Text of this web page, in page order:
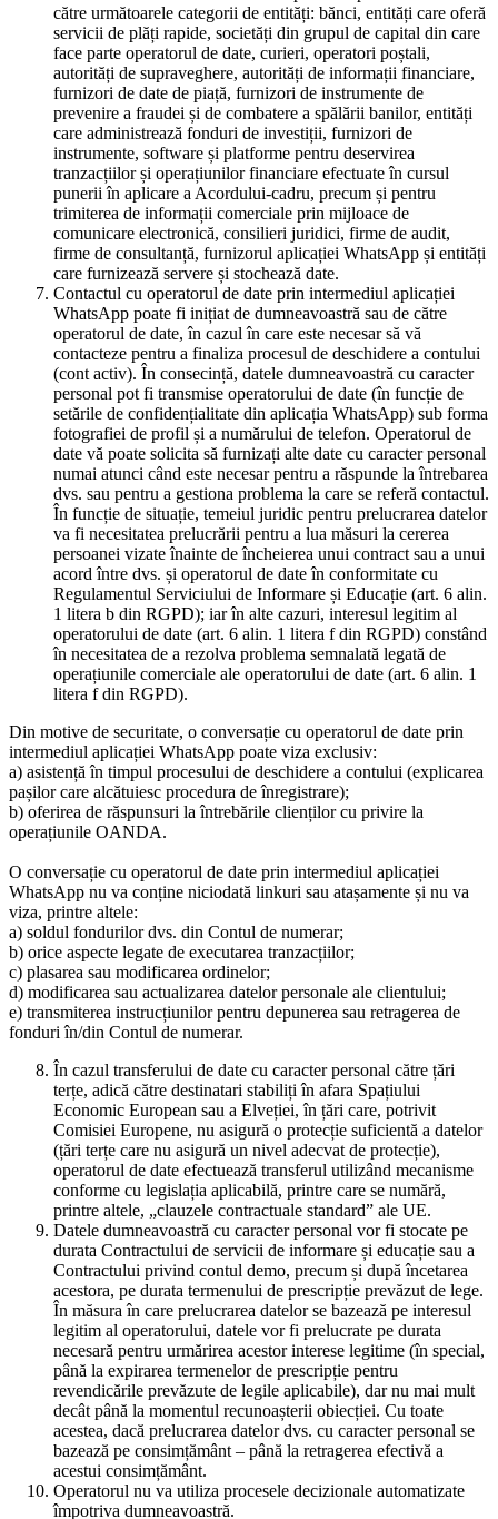
către următoarele categorii de entități: bănci, entități care oferă
servicii de plăți rapide, societăți din grupul de capital din care
face parte operatorul de date, curieri, operatori poștali,
autorități de supraveghere, autorități de informații financiare,
furnizori de date de piață, furnizori de instrumente de
prevenire a fraudei și de combatere a spălării banilor, entități
care administrează fonduri de investiții, furnizori de
instrumente, software și platforme pentru deservirea
tranzacțiilor și operațiunilor financiare efectuate în cursul
punerii în aplicare a Acordului-cadru, precum și pentru
trimiterea de informații comerciale prin mijloace de
comunicare electronică, consilieri juridici, firme de audit,
firme de consultanță, furnizorul aplicației WhatsApp și entități
care furnizează servere și stochează date.
Contactul cu operatorul de date prin intermediul aplicației
WhatsApp poate fi inițiat de dumneavoastră sau de către
operatorul de date, în cazul în care este necesar să vă
contacteze pentru a finaliza procesul de deschidere a contului
(cont activ). În consecință, datele dumneavoastră cu caracter
personal pot fi transmise operatorului de date (în funcție de
setările de confidențialitate din aplicația WhatsApp) sub forma
fotografiei de profil și a numărului de telefon. Operatorul de
date vă poate solicita să furnizați alte date cu caracter personal
numai atunci când este necesar pentru a răspunde la întrebarea
dvs. sau pentru a gestiona problema la care se referă contactul.
În funcție de situație, temeiul juridic pentru prelucrarea datelor
va fi necesitatea prelucrării pentru a lua măsuri la cererea
persoanei vizate înainte de încheierea unui contract sau a unui
acord între dvs. și operatorul de date în conformitate cu
Regulamentul Serviciului de Informare și Educație (art. 6 alin.
1 litera b din RGPD); iar în alte cazuri, interesul legitim al
operatorului de date (art. 6 alin. 1 litera f din RGPD) constând
în necesitatea de a rezolva problema semnalată legată de
operațiunile comerciale ale operatorului de date (art. 6 alin. 1
litera f din RGPD).
Din motive de securitate, o conversație cu operatorul de date prin
intermediul aplicației WhatsApp poate viza exclusiv:
a) asistență în timpul procesului de deschidere a contului (explicarea
pașilor care alcătuiesc procedura de înregistrare);
b) oferirea de răspunsuri la întrebările clienților cu privire la
operațiunile OANDA.
O conversație cu operatorul de date prin intermediul aplicației
WhatsApp nu va conține niciodată linkuri sau atașamente și nu va
viza, printre altele:
a) soldul fondurilor dvs. din Contul de numerar;
b) orice aspecte legate de executarea tranzacțiilor;
c) plasarea sau modificarea ordinelor;
d) modificarea sau actualizarea datelor personale ale clientului;
e) transmiterea instrucțiunilor pentru depunerea sau retragerea de
fonduri în/din Contul de numerar.
În cazul transferului de date cu caracter personal către țări
terțe, adică către destinatari stabiliți în afara Spațiului
Economic European sau a Elveției, în țări care, potrivit
Comisiei Europene, nu asigură o protecție suficientă a datelor
(țări terțe care nu asigură un nivel adecvat de protecție),
operatorul de date efectuează transferul utilizând mecanisme
conforme cu legislația aplicabilă, printre care se numără,
printre altele, „clauzele contractuale standard” ale UE.
Datele dumneavoastră cu caracter personal vor fi stocate pe
durata Contractului de servicii de informare și educație sau a
Contractului privind contul demo, precum și după încetarea
acestora, pe durata termenului de prescripție prevăzut de lege.
În măsura în care prelucrarea datelor se bazează pe interesul
legitim al operatorului, datele vor fi prelucrate pe durata
necesară pentru urmărirea acestor interese legitime (în special,
până la expirarea termenelor de prescripție pentru
revendicările prevăzute de legile aplicabile), dar nu mai mult
decât până la momentul recunoașterii obiecției. Cu toate
acestea, dacă prelucrarea datelor dvs. cu caracter personal se
bazează pe consimțământ – până la retragerea efectivă a
acestui consimțământ.
Operatorul nu va utiliza procesele decizionale automatizate
împotriva dumneavoastră.